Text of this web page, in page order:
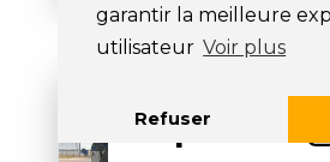
garantir la meilleure
utilisateur Voir plus
Refuser